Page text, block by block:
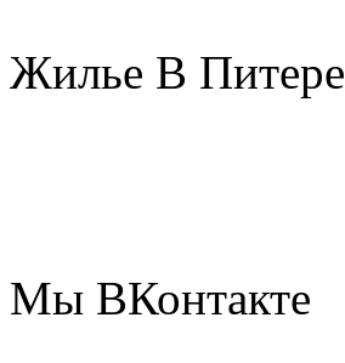
Жилье В Питере
Мы ВКонтакте